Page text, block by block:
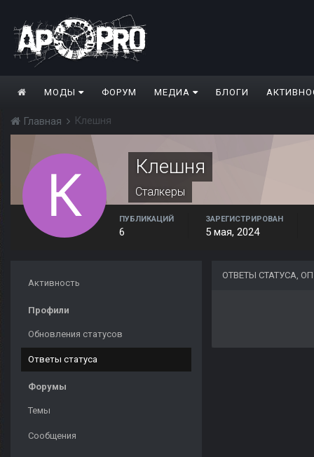
МОДЫ ФОРУМ МЕДИА БЛОГИ
Главная Клешня
Клешня
Сталкеры
ПУБЛИКАЦИЙ
6
ЗАРЕГИСТРИРОВАН
5 мая, 2024
Активность
Профили
Обновления статусов
Ответы статуса
Форумы
Темы
Сообщения
ОТВЕТЫ СТАТУСА,